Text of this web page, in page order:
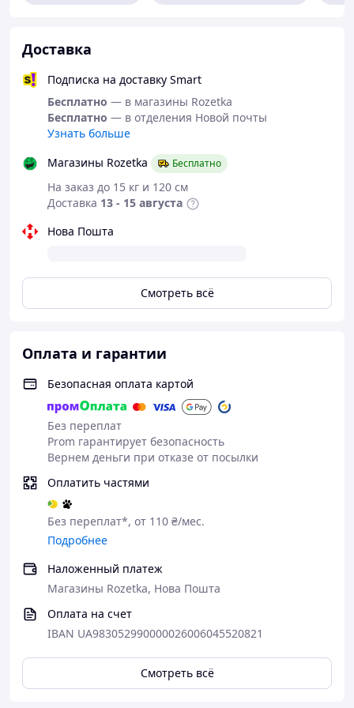
ALFA ROMEO
75, 33, 90, 145, 146, 156, 164, 166
AUDI
80, 90, 100, A2, A3, A4, B7
Seria 3-7
CHEVROLET
CITROEN
Berlingo
DAEWOO
FIAT
Brava, Ritmo, Punto, Siena, Palio, Marea,
Cinquecento, Seicento, Panda, Stilo
FORD
Focus, Escort, Fiesta, Mondeo, Sierra, Orion,
Fiesta, Puma, Scorpio, Galaxy
HONDA
Civic, Accord, Prelude, CR-X, FR-V, Jazz, Quintet/
HYUNDAI
LADA
Доставка
Подписка на доставку Smart
Бесплатно — в магазины Rozetka
Бесплатно — в отделения Новой почты
Узнать больше
Магазины Rozetka
Бесплатно
На заказ до 15 кг и 120 см
Доставка 13 - 15 августа
Нова Пошта
Смотреть всё
Оплата и гарантии
Безопасная оплата картой
Без переплат
Prom гарантирует безопасность
Вернем деньги при отказе от посылки
Оплатить частями
Без переплат*, от 110 ₴/мес.
Подробнее
Наложенный платеж
Магазины Rozetka, Нова Пошта
Оплата на счет
IBAN UA983052990000026006045520821
Смотреть всё